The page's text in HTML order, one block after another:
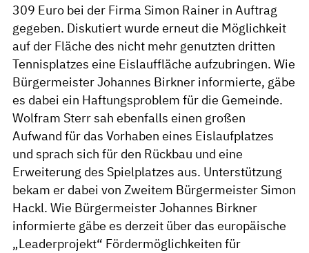
309 Euro bei der Firma Simon Rainer in Auftrag
gegeben. Diskutiert wurde erneut die Möglichkeit
auf der Fläche des nicht mehr genutzten dritten
Tennisplatzes eine Eislauffläche aufzubringen. Wie
Bürgermeister Johannes Birkner informierte, gäbe
es dabei ein Haftungsproblem für die Gemeinde.
Wolfram Sterr sah ebenfalls einen großen
Aufwand für das Vorhaben eines Eislaufplatzes
und sprach sich für den Rückbau und eine
Erweiterung des Spielplatzes aus. Unterstützung
bekam er dabei von Zweitem Bürgermeister Simon
Hackl. Wie Bürgermeister Johannes Birkner
informierte gäbe es derzeit über das europäische
„Leaderprojekt“ Fördermöglichkeiten für